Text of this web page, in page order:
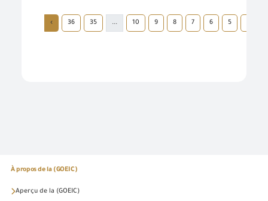
5
6
7
8
9
10
...
35
36
›
À propos de la (GOEIC)
Aperçu de la (GOEIC)